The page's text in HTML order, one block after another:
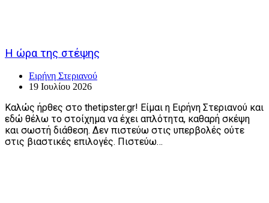
Η ώρα της στέψης
Ειρήνη Στεριανού
19 Ιουλίου 2026
Καλώς ήρθες στο thetipster.gr! Είμαι η Ειρήνη Στεριανού και
εδώ θέλω το στοίχημα να έχει απλότητα, καθαρή σκέψη
και σωστή διάθεση. Δεν πιστεύω στις υπερβολές ούτε
στις βιαστικές επιλογές. Πιστεύω…